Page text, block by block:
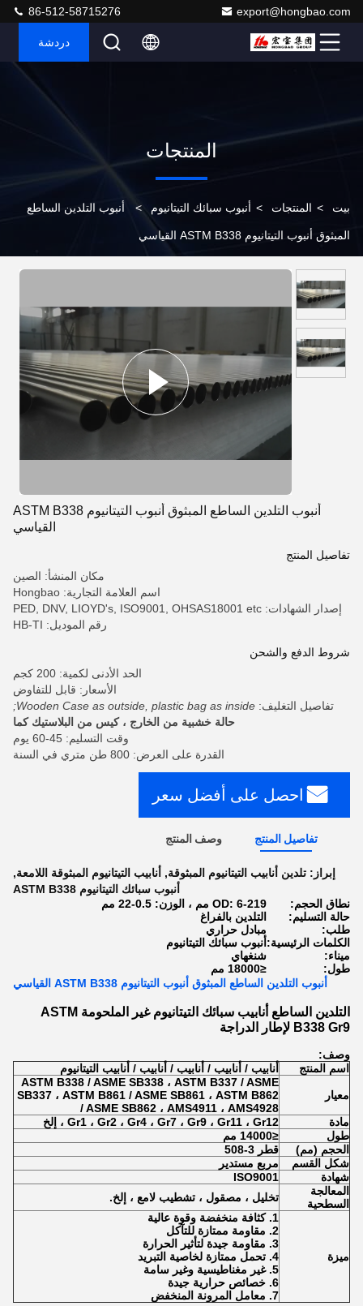
export@hongbao.com
86-512-58715276
دردشة
المنتجات
بيت > المنتجات > أنبوب سبائك التيتانيوم > أنبوب التلدين الساطع
المبثوق أنبوب التيتانيوم ASTM B338 القياسي
أنبوب التلدين الساطع المبثوق أنبوب التيتانيوم ASTM B338
القياسي
تفاصيل المنتج
مكان المنشأ: الصين
اسم العلامة التجارية: Hongbao
إصدار الشهادات: PED, DNV, LIOYD's, ISO9001, OHSAS18001 etc
رقم الموديل: HB-TI
شروط الدفع والشحن
الحد الأدنى لكمية: 200 كجم
الأسعار: قابل للتفاوض
تفاصيل التغليف: Wooden Case as outside, plastic bag as inside;
حالة خشبية من الخارج ، كيس من البلاستيك كما
وقت التسليم: 45-60 يوم
القدرة على العرض: 800 طن متري في السنة
احصل على أفضل سعر
تفاصيل المنتج وصف المنتج
إبراز: تلدين أنابيب التيتانيوم المبثوقة, أنابيب التيتانيوم المبثوقة اللامعة,
أنبوب سبائك التيتانيوم ASTM B338
نطاق الحجم:
OD: 6-219 مم ، الوزن: 0.5-22 مم
حالة التسليم:
التلدين بالفراغ
طلب:
مبادل حراري
الكلمات الرئيسية: أنبوب سبائك التيتانيوم
ميناء:
شنغهاي
طول:
≤18000 مم
أنبوب التلدين الساطع المبثوق أنبوب التيتانيوم ASTM B338 القياسي
التلدين الساطع أنابيب سبائك التيتانيوم غير الملحومة ASTM
B338 Gr9 لإطار الدراجة
وصف:
اسم المنتج
أنابيب / أنابيب / أنابيب / أنابيب / أنابيب التيتانيوم
معيار
ASTM B338 / ASME SB338 ، ASTM B337 / ASME
SB337 ، ASTM B861 / ASME SB861 ، ASTM B862
/ ASME SB862 ، AMS4911 ، AMS4928
مادة
Gr1 ، Gr2 ، Gr4 ، Gr7 ، Gr9 ، Gr11 ، Gr12 ، إلخ
طول
≤14000 مم
الحجم (مم)
قطر 3-508
شكل القسم
مربع مستدير
شهادة
ISO9001
المعالجة
السطحية
تخليل ، مصقول ، تشطيب لامع ، إلخ.
ميزة
1. كثافة منخفضة وقوة عالية
2. مقاومة ممتازة للتآكل
3. مقاومة جيدة لتأثير الحرارة
4. تحمل ممتازة لخاصية التبريد
5. غير مغناطيسية وغير سامة
6. خصائص حرارية جيدة
7. معامل المرونة المنخفض